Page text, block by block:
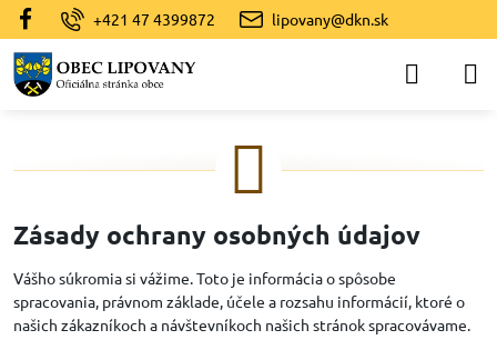
+421 47 4399872 lipovany@dkn.sk
Zásady ochrany osobných údajov
Vášho súkromia si vážime. Toto je informácia o spôsobe
spracovania, právnom základe, účele a rozsahu informácií, ktoré o
našich zákazníkoch a návštevníkoch našich stránok spracovávame.